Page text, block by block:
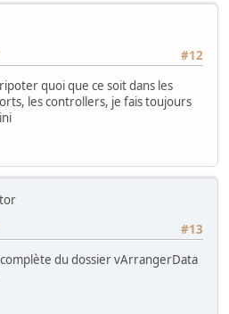
#12
quoi que ce soit dans les
les controllers, je fais toujours
#13
du dossier vArrangerData